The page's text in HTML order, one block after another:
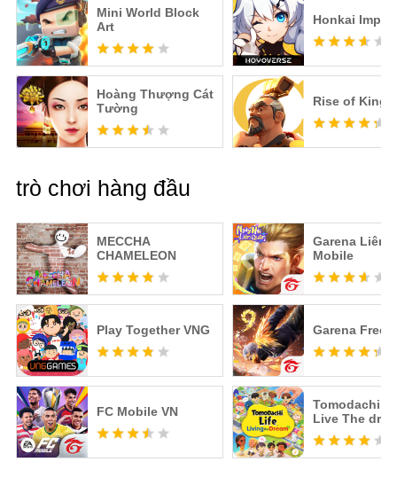
Mini World Block
Art
Honkai
Hoàng Thượng Cát
Tường
Rise of
trò chơi hàng đầu
MECCHA
CHAMELEON
Play Together VNG
FC Mobile VN
Garena Liên
Mobile
Garena Free
Tomodachi
Live The